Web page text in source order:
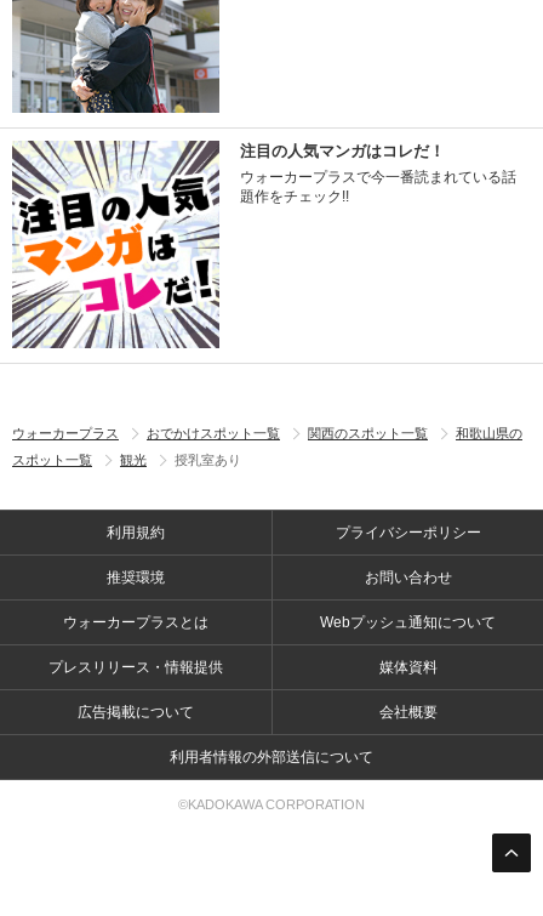
注目の人気マンガはコレだ！
ウォーカープラスで今一番読まれている話
題作をチェック!!
ウォーカープラス おでかけスポット一覧 関西のスポット一覧
和歌山県の
スポット一覧
観光 授乳室あり
利用規約 プライバシーポリシー
推奨環境 お問い合わせ
ウォーカープラスとは Webプッシュ通知について
プレスリリース・情報提供 媒体資料
広告掲載について 会社概要
利用者情報の外部送信について
©KADOKAWA CORPORATION